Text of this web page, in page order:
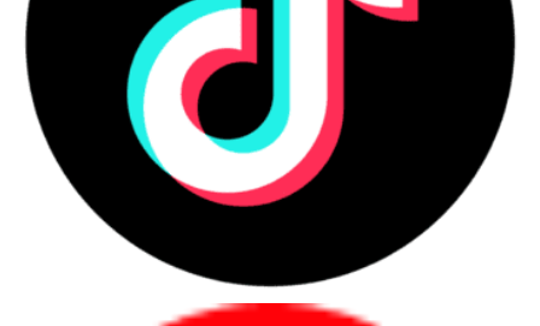
Người mua nên ưu tiên laptop chính hãng khi cần
sự ổn định, chứng từ rõ và bảo hành minh bạch
trong quá trình sử dụng.
Danh sách nhóm khách hàng phù hợp
Người dùng cá nhân cần học tập, làm
việc, họp online hoặc làm việc từ xa.
Nhân sự văn phòng cần máy ổn định
cho email, bảng tính, trình chiếu và phần
mềm nội bộ.
Quản lý, lãnh đạo cần máy mỏng nhẹ,